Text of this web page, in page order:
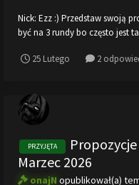
Nick: Ezz :) Przedstaw swoją
być na 3 rundy bo często jest
25 Lutego 2
PRZYJĘTA
Marzec 2026
onajN opublikował(a)